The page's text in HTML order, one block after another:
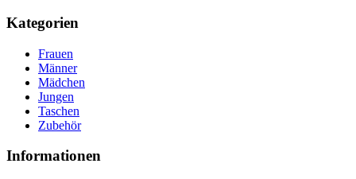
Kategorien
Frauen
Männer
Mädchen
Jungen
Taschen
Zubehör
Informationen